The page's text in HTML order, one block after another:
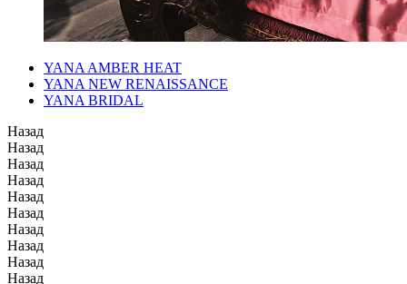
YANA AMBER HEAT
YANA NEW RENAISSANCE
YANA BRIDAL
Назад
Назад
Назад
Назад
Назад
Назад
Назад
Назад
Назад
Назад